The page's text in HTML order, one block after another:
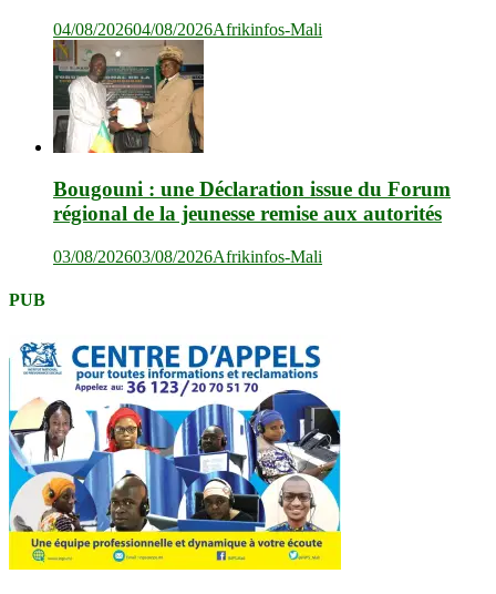
04/08/202604/08/2026Afrikinfos-Mali
Bougouni : une Déclaration issue du Forum
régional de la jeunesse remise aux autorités
03/08/202603/08/2026Afrikinfos-Mali
PUB